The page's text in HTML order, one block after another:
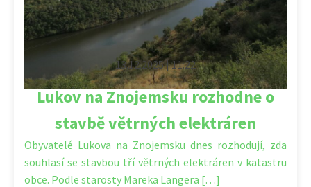
13.12.2025 | 11:22
Lukov na Znojemsku rozhodne o
stavbě větrných elektráren
Obyvatelé Lukova na Znojemsku dnes rozhodují, zda
souhlasí se stavbou tří větrných elektráren v katastru
obce. Podle starosty Mareka Langera […]